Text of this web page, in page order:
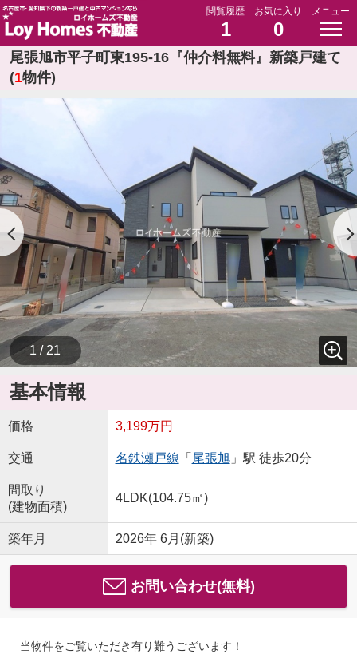
閲覧履歴
1
お気に入り
0
メニュー
尾張旭市平子町東195-16『仲介料無料』新築戸建て
(1物件)
1 / 21
基本情報
価格 3,199万円
交通 名鉄瀬戸線 「 尾張旭」駅 徒歩20分
間取り
(建物面積)
4LDK(104.75㎡)
築年月 2026年 6月(新築)
お問い合わせ(無料)
当物件をご覧いただき有り難うございます！